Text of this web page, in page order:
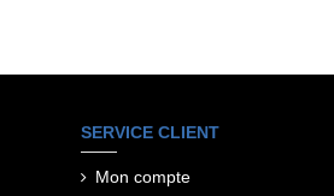
SERVICE CLIENT
Mon compte